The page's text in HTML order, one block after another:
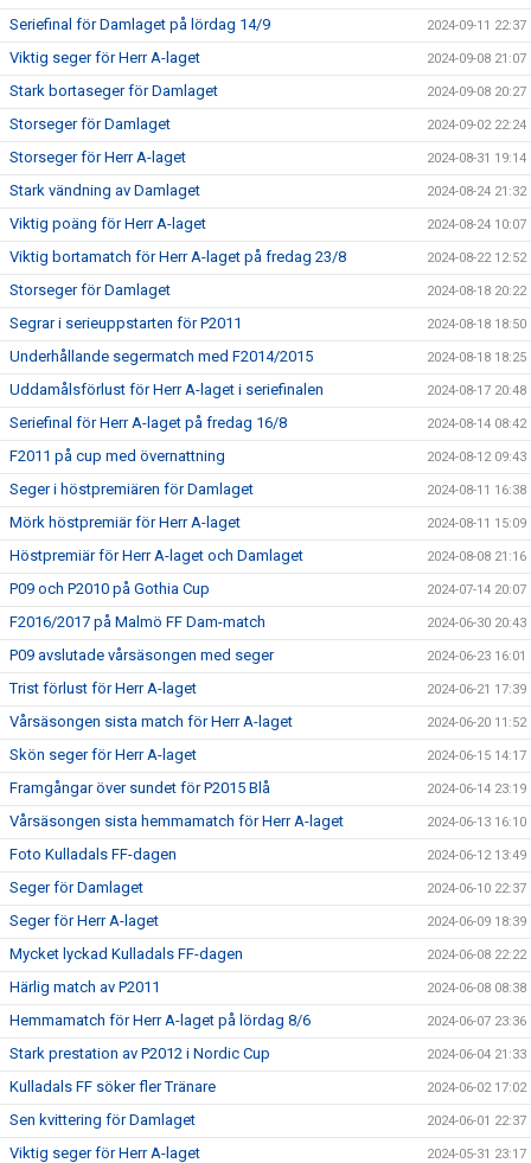
Seriefinal för Damlaget på lördag 14/9 2024-09-11 22:37
Viktig seger för Herr A-laget 2024-09-08 21:07
Stark bortaseger för Damlaget 2024-09-08 20:27
Storseger för Damlaget 2024-09-02 22:24
Storseger för Herr A-laget 2024-08-31 19:14
Stark vändning av Damlaget 2024-08-24 21:32
Viktig poäng för Herr A-laget 2024-08-24 10:07
Viktig bortamatch för Herr A-laget på fredag 23/8 2024-08-22 12:52
Storseger för Damlaget 2024-08-18 20:22
Segrar i serieuppstarten för P2011 2024-08-18 18:50
Underhållande segermatch med F2014/2015 2024-08-18 18:25
Uddamålsförlust för Herr A-laget i seriefinalen 2024-08-17 20:48
Seriefinal för Herr A-laget på fredag 16/8 2024-08-14 08:42
F2011 på cup med övernattning 2024-08-12 09:43
Seger i höstpremiären för Damlaget 2024-08-11 16:38
Mörk höstpremiär för Herr A-laget 2024-08-11 15:09
Höstpremiär för Herr A-laget och Damlaget 2024-08-08 21:16
P09 och P2010 på Gothia Cup 2024-07-14 20:07
F2016/2017 på Malmö FF Dam-match 2024-06-30 20:43
P09 avslutade vårsäsongen med seger 2024-06-23 16:01
Trist förlust för Herr A-laget 2024-06-21 17:39
Vårsäsongen sista match för Herr A-laget 2024-06-20 11:52
Skön seger för Herr A-laget 2024-06-15 14:17
Framgångar över sundet för P2015 Blå 2024-06-14 23:19
Vårsäsongen sista hemmamatch för Herr A-laget 2024-06-13 16:10
Foto Kulladals FF-dagen 2024-06-12 13:49
Seger för Damlaget 2024-06-10 22:37
Seger för Herr A-laget 2024-06-09 18:39
Mycket lyckad Kulladals FF-dagen 2024-06-08 22:22
Härlig match av P2011 2024-06-08 08:38
Hemmamatch för Herr A-laget på lördag 8/6 2024-06-07 23:36
Stark prestation av P2012 i Nordic Cup 2024-06-04 21:33
Kulladals FF söker fler Tränare 2024-06-02 17:02
Sen kvittering för Damlaget 2024-06-01 22:37
Viktig seger för Herr A-laget 2024-05-31 23:17